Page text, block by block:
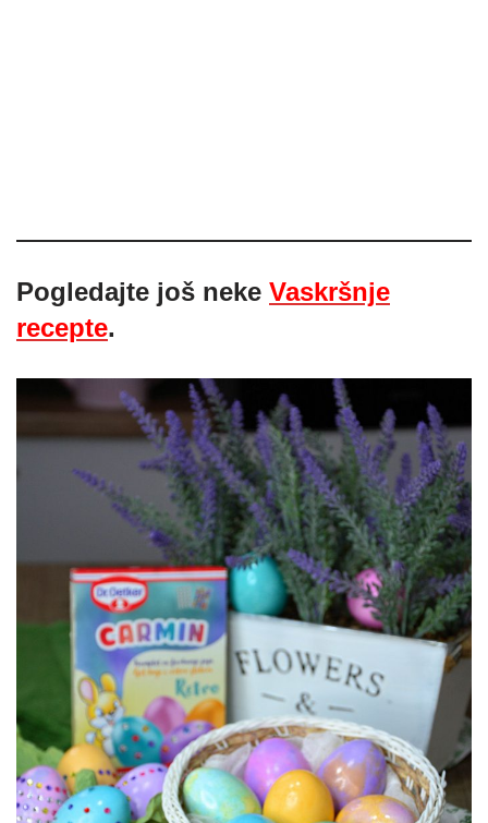
Pogledajte još neke Vaskršnje
recepte.